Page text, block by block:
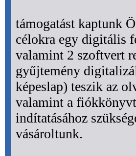
támogatást kaptunk
célokra egy digitális
valamint 2 szoftvert
gyűjtemény
képeslap) teszik az
valamint a
indítatásához
vásároltunk.